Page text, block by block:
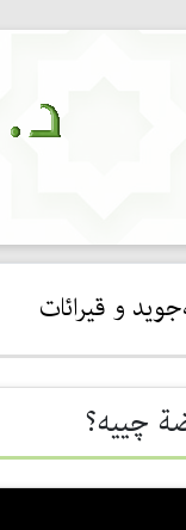
و قیرائات
قورئان خوێندن
سوڕەتی